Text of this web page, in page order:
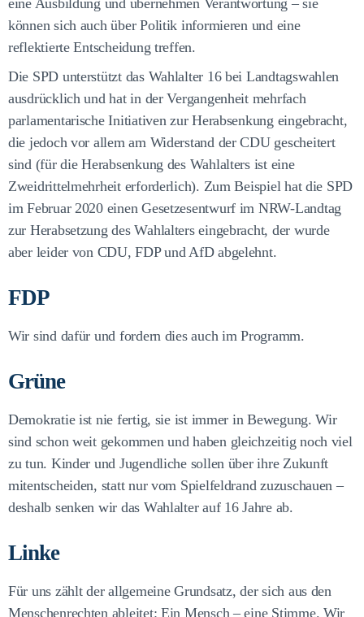
eine Ausbildung und übernehmen Verantwortung – sie
können sich auch über Politik informieren und eine
reflektierte Entscheidung treffen.
Die SPD unterstützt das Wahlalter 16 bei Landtagswahlen
ausdrücklich und hat in der Vergangenheit mehrfach
parlamentarische Initiativen zur Herabsenkung eingebracht,
die jedoch vor allem am Widerstand der CDU gescheitert
sind (für die Herabsenkung des Wahlalters ist eine
Zweidrittelmehrheit erforderlich). Zum Beispiel hat die SPD
im Februar 2020 einen Gesetzesentwurf im NRW-Landtag
zur Herabsetzung des Wahlalters eingebracht, der wurde
aber leider von CDU, FDP und AfD abgelehnt.
FDP
Wir sind dafür und fordern dies auch im Programm.
Grüne
Demokratie ist nie fertig, sie ist immer in Bewegung. Wir
sind schon weit gekommen und haben gleichzeitig noch viel
zu tun. Kinder und Jugendliche sollen über ihre Zukunft
mitentscheiden, statt nur vom Spielfeldrand zuzuschauen –
deshalb senken wir das Wahlalter auf 16 Jahre ab.
Linke
Für uns zählt der allgemeine Grundsatz, der sich aus den
Menschenrechten ableitet: Ein Mensch – eine Stimme. Wir